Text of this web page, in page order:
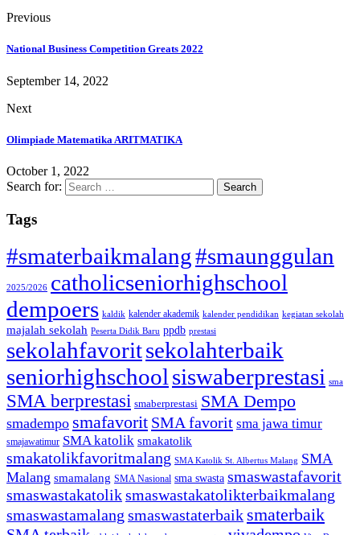
Previous
National Business Competition Greats 2022
September 14, 2022
Next
Olimpiade Matematika ARITMATIKA
October 1, 2022
Search for:
Tags
#smaterbaikmalang#smaunggulan
2025/2026 catholicseniorhighschool
dempoers kaldik kalender akademik kalender pendidikan kegiatan sekolah
majalah sekolah Peserta Didik Baru ppdb prestasi
sekolahfavoritsekolahterbaik
seniorhighschool siswaberprestasi sma
SMA berprestasi smaberprestasi SMA Dempo
smadempo smafavorit SMA favorit sma jawa timur
smajawatimur SMA katolik smakatolik
smakatolikfavoritmalang SMA Katolik St. Albertus Malang SMA
Malang smamalang SMA Nasional sma swasta smaswastafavorit
smaswastakatoliksmaswastakatolikterbaikmalang
smaswastamalang smaswastaterbaik smaterbaik